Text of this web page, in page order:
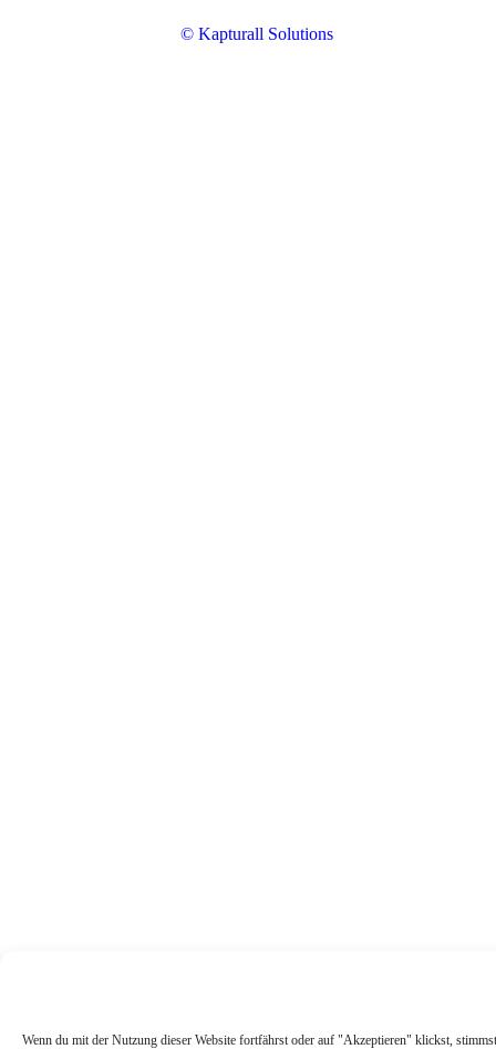
Wenn du mit der Nutzung dieser Website fortfährst oder auf "Akzeptieren" klickst,
© Kapturall Solutions